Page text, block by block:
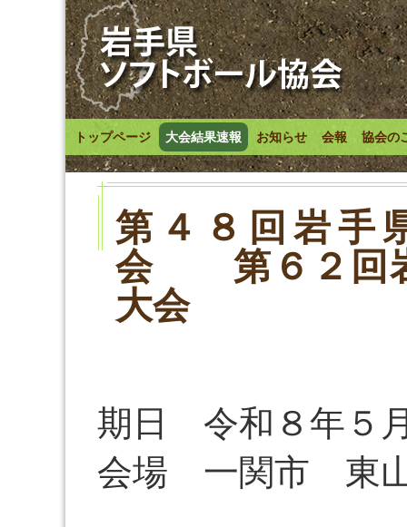
トップページ 大会結果速報 お知らせ 会報 協会の
第４８回岩手
会 第６２回岩
大会
期日 令和８年５
会場 一関市 東